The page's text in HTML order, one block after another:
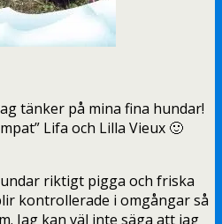
tänker på mina fina hundar!
Lifa och Lilla Vieux 🙂
riktigt pigga och friska
kontrollerade i omgångar så
Jag kan väl inte säga att jag